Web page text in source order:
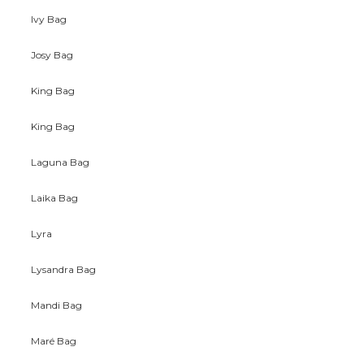
Ivy Bag
Josy Bag
King Bag
King Bag
Laguna Bag
Laika Bag
Lyra
Lysandra Bag
Mandi Bag
Maré Bag